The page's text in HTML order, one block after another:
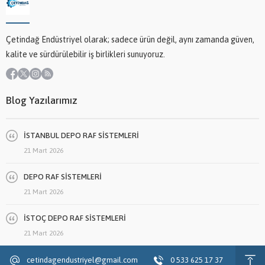
Çetindağ Endüstriyel olarak; sadece ürün değil, aynı zamanda güven,
kalite ve sürdürülebilir iş birlikleri sunuyoruz.
Blog Yazılarımız
İSTANBUL DEPO RAF SİSTEMLERİ
21 Mart 2026
DEPO RAF SİSTEMLERİ
21 Mart 2026
İSTOÇ DEPO RAF SİSTEMLERİ
21 Mart 2026
cetindagendustriyel@gmail.com 0 533 625 17 37